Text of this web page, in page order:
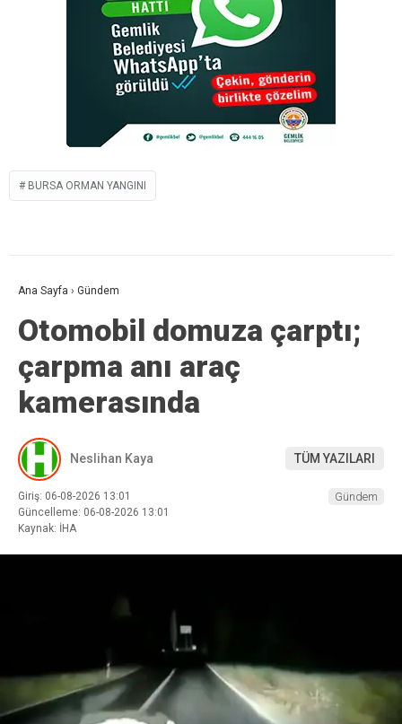
BURSA ORMAN YANGINI
Ana Sayfa › Gündem
Otomobil domuza çarptı;
çarpma anı araç
kamerasında
Neslihan Kaya TÜM YAZILARI
Giriş: 06-08-2026 13:01
Güncelleme: 06-08-2026 13:01
Kaynak: İHA
Gündem